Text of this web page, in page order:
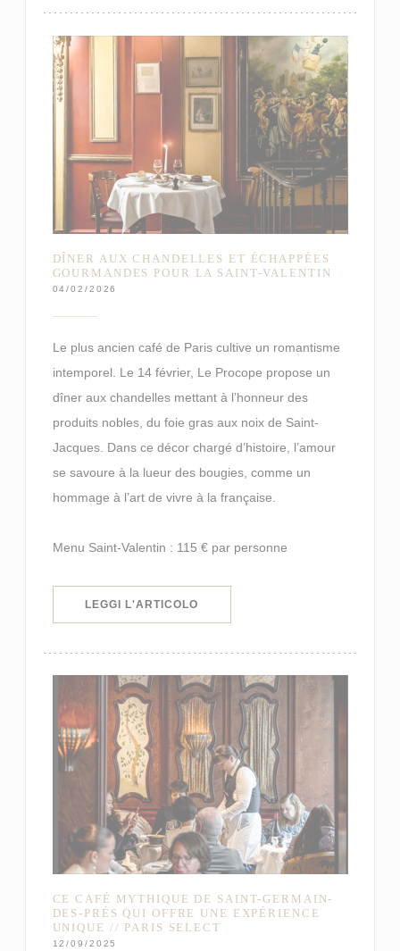
DÎNER AUX CHANDELLES ET ÉCHAPPÉES
GOURMANDES POUR LA SAINT-VALENTIN
04/02/2026
Le plus ancien café de Paris cultive un romantisme
intemporel. Le 14 février, Le Procope propose un
dîner aux chandelles mettant à l’honneur des
produits nobles, du foie gras aux noix de Saint-
Jacques. Dans ce décor chargé d’histoire, l’amour
se savoure à la lueur des bougies, comme un
hommage à l’art de vivre à la française.
Menu Saint-Valentin : 115 € par personne
LEGGI L'ARTICOLO
CE CAFÉ MYTHIQUE DE SAINT-GERMAIN-
DES-PRÉS QUI OFFRE UNE EXPÉRIENCE
UNIQUE // PARIS SELECT
12/09/2025